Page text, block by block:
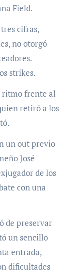
Field.
cifras,
no otorgó
strikes.
frente al
retiró a los
un out previo
José
de los
con una
de preservar
un sencillo
entrada,
dificultades